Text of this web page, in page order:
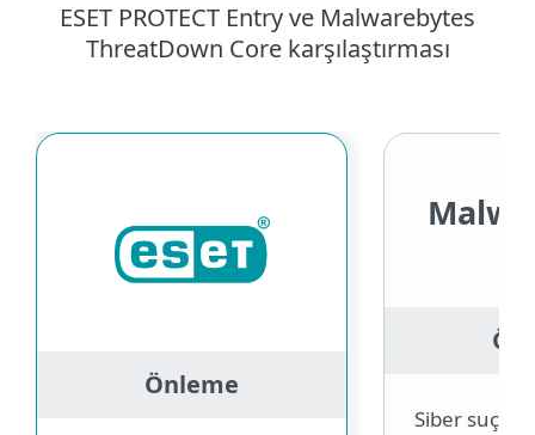
ESET PROTECT Entry ve Malwarebytes
ThreatDown Core karşılaştırması
Önleme
Siber